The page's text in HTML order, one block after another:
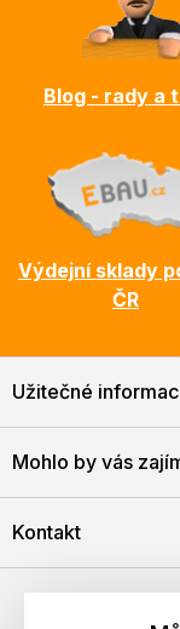
Blog - rady a
Výdejní sklady
ČR
Užitečné
Mohlo by vás
Kontakt